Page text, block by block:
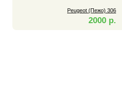
Peugeot (Пежо) 306
2000 р.